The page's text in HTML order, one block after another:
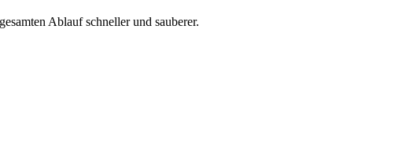
Ablauf schneller und sauberer.